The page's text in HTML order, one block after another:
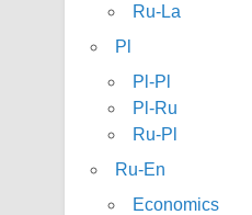
Ru-La
Pl
Pl-Pl
Pl-Ru
Ru-Pl
Ru-En
Economics